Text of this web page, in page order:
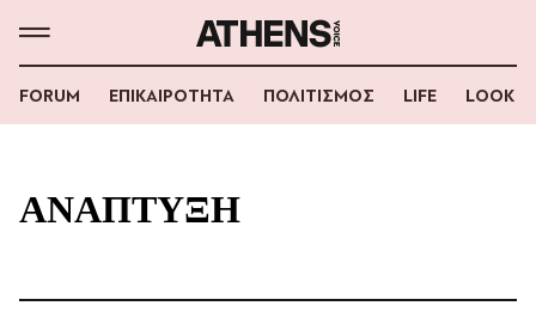
FORUM ΕΠΙΚΑΙΡΟΤΗΤΑ ΠΟΛΙΤΙΣΜΟΣ LIFE LOOK
ΑΝΑΠΤΥΞΗ